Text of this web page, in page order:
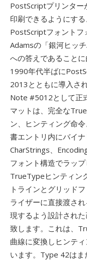
PostScriptプリンタ
印刷できるようにする
PostScriptフォントフ
Adamsの「銀河ヒッ
への答えであること
1990年代半ばに
2013とともに導入さ
Note #5012として正
マットは、完全な
ン、ヒンティング命
書エントリ内にバイナ
CharStrings、
フォント構造でラッ
TrueTypeヒンティン
トラインとグリッド
ライザーに直接渡さ
現するよう設計され
致します。これは、
曲線に変換しヒンテ
います。Type 42はま